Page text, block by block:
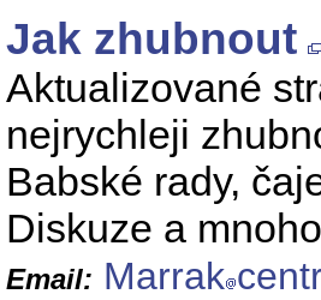
Jak zhubnout
Aktualizované
nejrychleji
Babské rady,
Diskuze a
Email: Marrak